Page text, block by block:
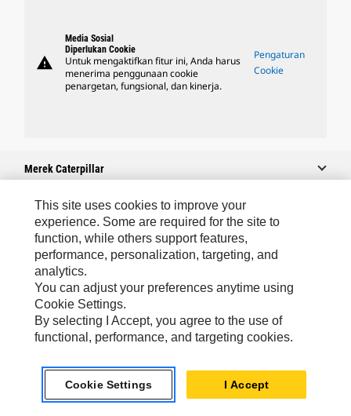
warning
Media Sosial
Diperlukan Cookie
Untuk mengaktifkan fitur ini, Anda harus
menerima penggunaan cookie
penargetan, fungsional, dan kinerja.
Pengaturan
Cookie
Merek Caterpillar
Caterpillar.com
Hubungi Caterpillar
Preferensi Pemasaran Saya
Peta Situs
Cookie Settings
This site uses cookies to improve your
experience. Some are required for the site to
function, while others support features,
performance, personalization, targeting, and
analytics.
You can adjust your preferences anytime using
Cookie Settings.
By selecting I Accept, you agree to the use of
functional, performance, and targeting cookies.
Cookie Settings I Accept